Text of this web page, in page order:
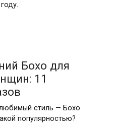
Бохо для
11
стиль — Бохо.
популярностью?